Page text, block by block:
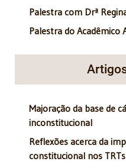
Palestra com Drª
Palestra do Acadêmico
Majoração da base de
inconstitucional
Reflexões acerca da
constitucional nos